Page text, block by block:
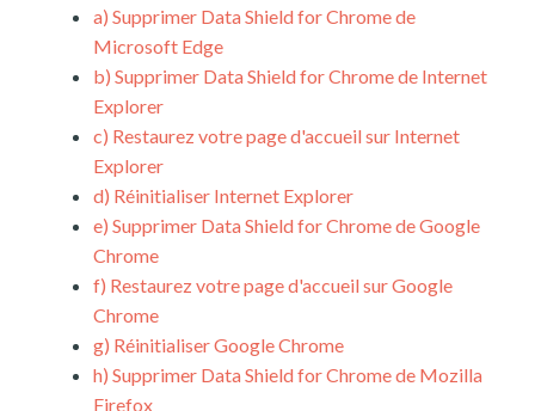
a) Supprimer Data Shield for Chrome de
Microsoft Edge
b) Supprimer Data Shield for Chrome de Internet
Explorer
c) Restaurez votre page d'accueil sur Internet
Explorer
d) Réinitialiser Internet Explorer
e) Supprimer Data Shield for Chrome de Google
Chrome
f) Restaurez votre page d'accueil sur Google
Chrome
g) Réinitialiser Google Chrome
h) Supprimer Data Shield for Chrome de Mozilla
Firefox